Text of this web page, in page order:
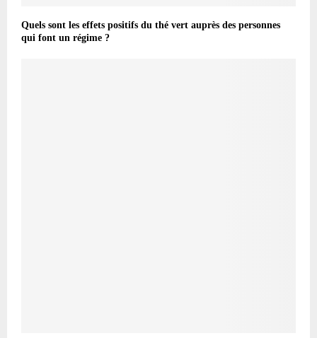
Quels sont les effets positifs du thé vert auprès des personnes
qui font un régime ?